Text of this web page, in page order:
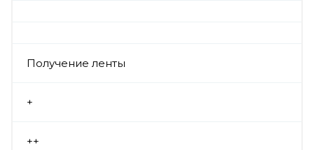
Получение ленты
+
++